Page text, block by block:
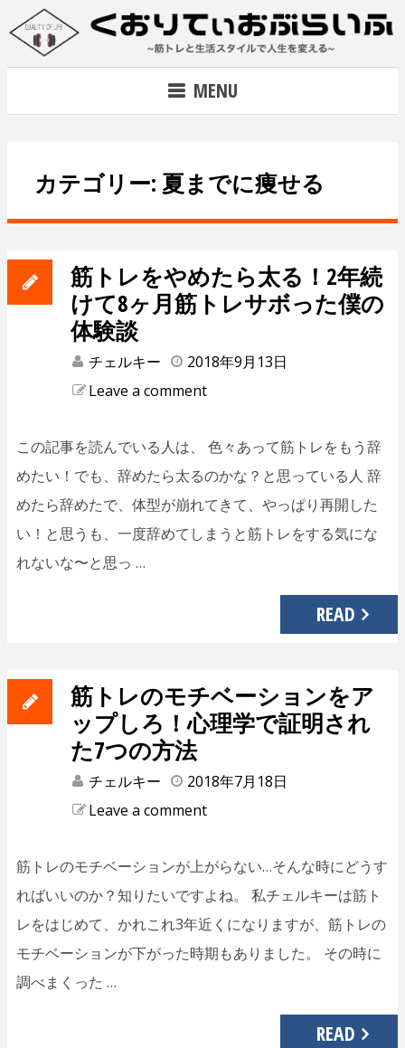
Skip
MENU
カテゴリー: 夏までに痩せる
筋トレをやめたら太る！2年続
けて8ヶ月筋トレサボった僕の
体験談
チェルキー
2018年9月13日
Leave a comment
この記事を読んでいる人は、 色々あって筋トレをもう辞
めたい！でも、辞めたら太るのかな？と思っている人 辞
めたら辞めたで、体型が崩れてきて、やっぱり再開した
い！と思うも、一度辞めてしまうと筋トレをする気にな
れないな〜と思っ …
READ
筋トレのモチベーションをア
ップしろ！心理学で証明され
た7つの方法
チェルキー
2018年7月18日
Leave a comment
筋トレのモチベーションが上がらない…そんな時にどうす
ればいいのか？知りたいですよね。 私チェルキーは筋ト
レをはじめて、かれこれ3年近くになりますが、筋トレの
モチベーションが下がった時期もありました。 その時に
調べまくった …
READ